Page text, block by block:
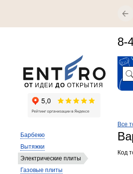
Все
Код
Барбекю
Вытяжки
Электрические плиты
Газовые плиты
ОТ ИДЕИ ДО ОТКРЫТИЯ
8-